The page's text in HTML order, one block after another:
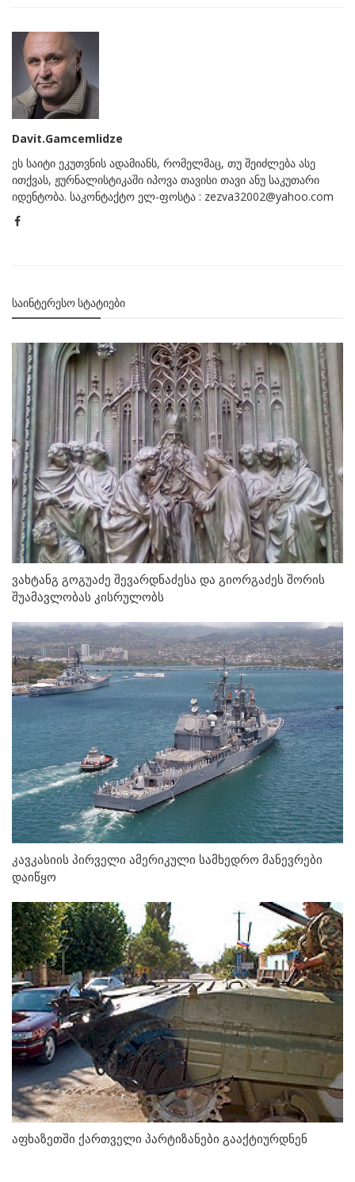
Davit.Gamcemlidze
ეს საიტი ეკუთვნის ადამიანს, რომელმაც, თუ შეიძლება ასე
ითქვას, ჟურნალისტიკაში იპოვა თავისი თავი ანუ საკუთარი
იდენტობა. საკონტაქტო ელ-ფოსტა : zezva32002@yahoo.com
ᲡᲐᲘᲜᲢᲔᲠᲔᲡᲝ ᲡᲢᲐᲢᲘᲔᲑᲘ
ვახტანგ გოგუაძე შევარდნაძესა და გიორგაძეს შორის
შუამავლობას კისრულობს
კავკასიის პირველი ამერიკული სამხედრო მანევრები
დაიწყო
აფხაზეთში ქართველი პარტიზანები გააქტიურდნენ